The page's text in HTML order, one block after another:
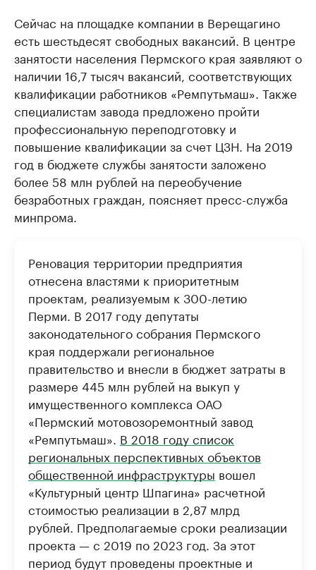
Сейчас на площадке компании в Верещагино
есть шестьдесят свободных вакансий. В центре
занятости населения Пермского края заявляют о
наличии 16,7 тысяч вакансий, соответствующих
квалификации работников «Ремпутьмаш». Также
специалистам завода предложено пройти
профессиональную переподготовку и
повышение квалификации за счет ЦЗН. На 2019
год в бюджете службы занятости заложено
более 58 млн рублей на переобучение
безработных граждан, поясняет пресс-служба
минпрома.
Реновация территории предприятия
отнесена властями к приоритетным
проектам, реализуемым к 300-летию
Перми. В 2017 году депутаты
законодательного собрания Пермского
края поддержали региональное
правительство и внесли в бюджет затраты в
размере 445 млн рублей на выкуп у
имущественного комплекса ОАО
«Пермский мотовозоремонтный завод
«Ремпутьмаш». В 2018 году список
региональных перспективных объектов
общественной инфраструктуры вошел
«Культурный центр Шпагина» расчетной
стоимостью реализации в 2,87 млрд
рублей. Предполагаемые сроки реализации
проекта — с 2019 по 2023 год. За этот
период будут проведены проектные и